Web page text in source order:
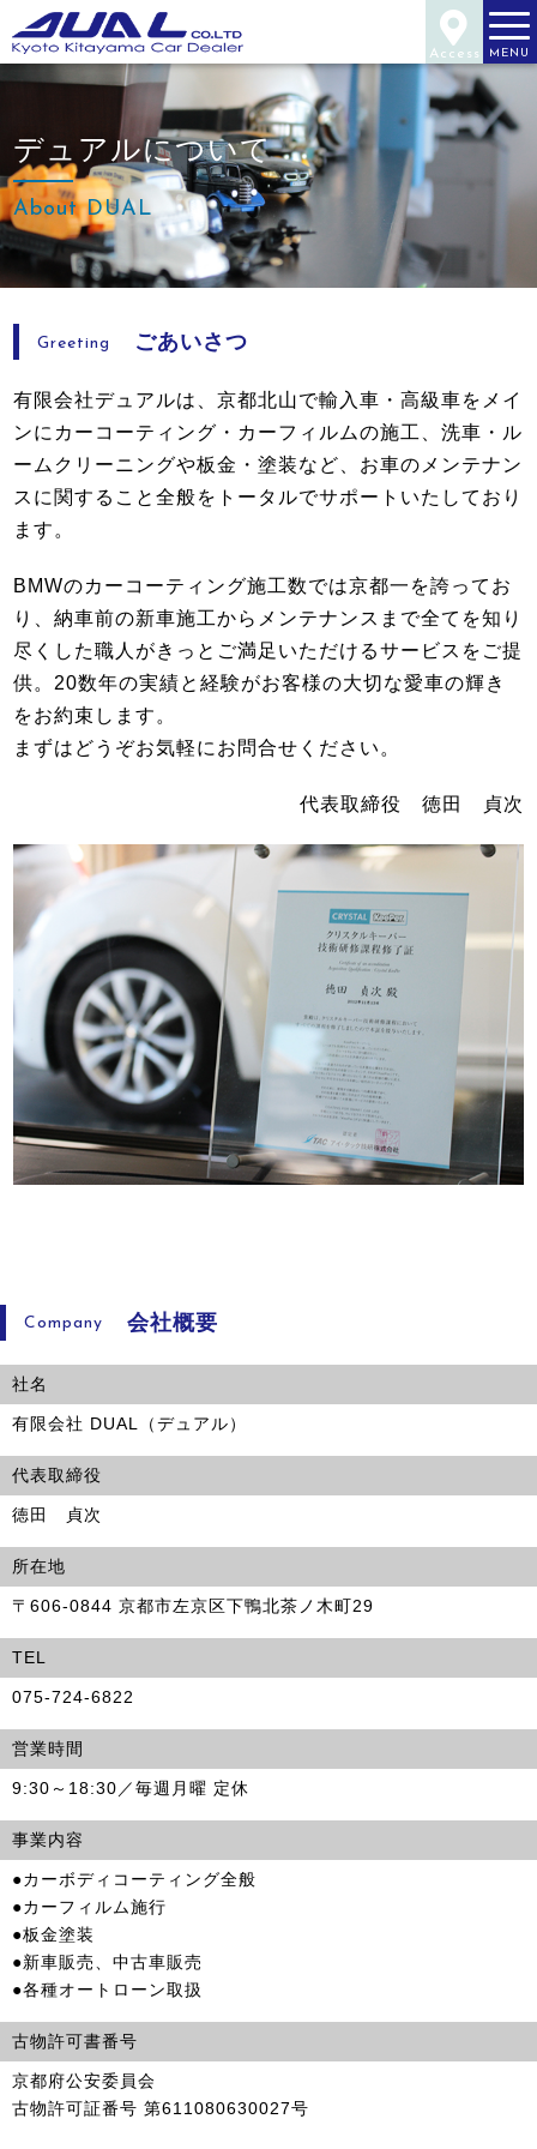
Access MENU
デュアルについて
About DUAL
Greeting ごあいさつ
有限会社デュアルは、京都北山で輸入車・高級車をメイ
ンにカーコーティング・カーフィルムの施工、洗車・ル
ームクリーニングや板金・塗装など、お車のメンテナン
スに関すること全般をトータルでサポートいたしており
ます。
BMWのカーコーティング施工数では京都一を誇ってお
り、納車前の新車施工からメンテナンスまで全てを知り
尽くした職人がきっとご満足いただけるサービスをご提
供。20数年の実績と経験がお客様の大切な愛車の輝き
をお約束します。
まずはどうぞお気軽にお問合せください。
代表取締役 徳田 貞次
Company 会社概要
社名
有限会社 DUAL（デュアル）
代表取締役
徳田 貞次
所在地
〒606-0844 京都市左京区下鴨北茶ノ木町29
TEL
075-724-6822
営業時間
9:30～18:30／毎週月曜 定休
事業内容
●カーボディコーティング全般
●カーフィルム施行
●板金塗装
●新車販売、中古車販売
●各種オートローン取扱
古物許可書番号
京都府公安委員会
古物許可証番号 第611080630027号